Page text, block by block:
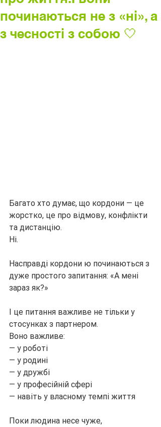
починаються не з «ні», а
з чесності з собою 🤍
Багато хто думає, що кордони — це
жорстко, це про відмову, конфлікти
та дистанцію.
Ні.
Насправді кордони ю починаються з
дуже простого запитання: «А мені
зараз як?»
І це питання важливе не тільки у
стосунках з партнером.
Воно важливе:
— у роботі
— у родині
— у дружбі
— у професійній сфері
— навіть у власному темпі життя
Поки людина несе чуже,